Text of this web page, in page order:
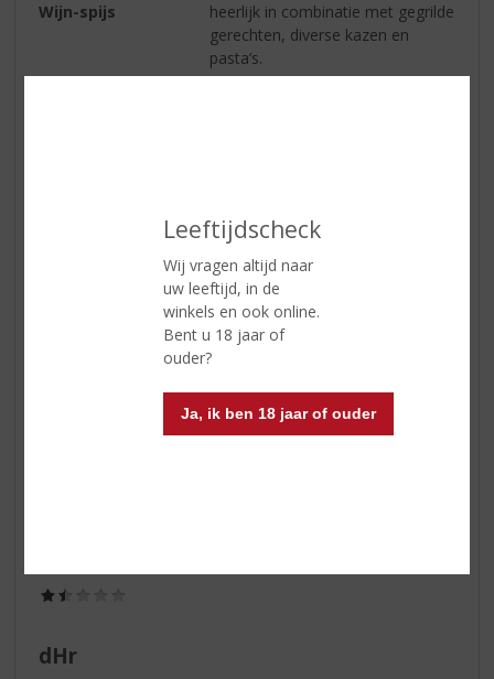
Leeftijdscheck
Wij vragen altijd naar
uw leeftijd, in de
winkels en ook online.
Bent u 18 jaar of
ouder?
Ja, ik ben 18 jaar of ouder
Wijn-spijs
heerlijk in combinatie met gegrilde
gerechten, diverse kazen en
pasta’s.
Reviews
dHr